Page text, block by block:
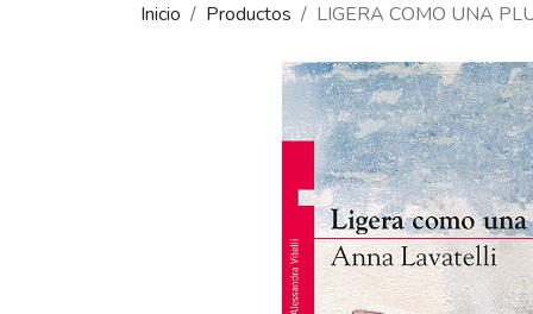
Inicio Productos LIGERA COMO UNA